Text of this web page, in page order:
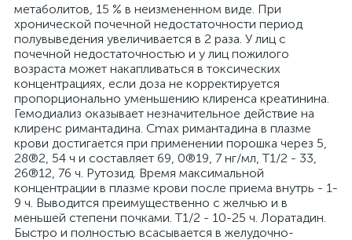
метаболитов, 15 % в неизмененном виде. При
хронической почечной недостаточности период
полувыведения увеличивается в 2 раза. У лиц с
почечной недостаточностью и у лиц пожилого
возраста может накапливаться в токсических
концентрациях, если доза не корректируется
пропорционально уменьшению клиренса креатинина.
Гемодиализ оказывает незначительное действие на
клиренс римантадина. Cmax римантадина в плазме
крови достигается при применении порошка через 5,
28®2, 54 ч и составляет 69, 0®19, 7 нг/мл, T1/2 - 33,
26®12, 76 ч. Рутозид. Время максимальной
концентрации в плазме крови после приема внутрь - 1-
9 ч. Выводится преимущественно с желчью и в
меньшей степени почками. T1/2 - 10-25 ч. Лоратадин.
Быстро и полностью всасывается в желудочно-